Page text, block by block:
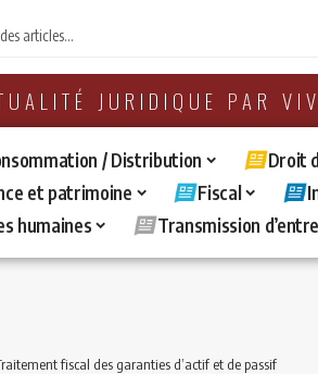
JURIDIQUE PAR
/ Distribution
Droit
et patrimoine Fiscal
humaines Transmission
fiscal des garanties d’actif et de passif